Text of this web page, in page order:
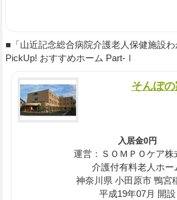
■「山近記念総合病院介護老人保健施設
PickUp! おすすめホーム Part-Ⅰ
そんぽ
入居金0円
運営：ＳＯＭＰＯケア株
介護付有料老人ホー
神奈川県 小田原市 鴨宮
平成19年07月 開設